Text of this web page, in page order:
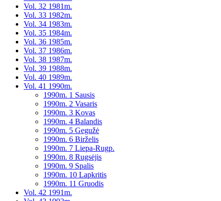
Vol. 32 1981m.
Vol. 33 1982m.
Vol. 34 1983m.
Vol. 35 1984m.
Vol. 36 1985m.
Vol. 37 1986m.
Vol. 38 1987m.
Vol. 39 1988m.
Vol. 40 1989m.
Vol. 41 1990m.
1990m. 1 Sausis
1990m. 2 Vasaris
1990m. 3 Kovas
1990m. 4 Balandis
1990m. 5 Gegužė
1990m. 6 Birželis
1990m. 7 Liepa-Rugp.
1990m. 8 Rugsėjis
1990m. 9 Spalis
1990m. 10 Lapkritis
1990m. 11 Gruodis
Vol. 42 1991m.